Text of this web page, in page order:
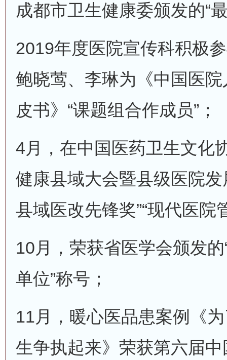
成都市卫生健康委颁发的“
2019年度医院宣传科积极
鲍晓莺、李琳为《中国医
皮书》“课题组合作成员”；
4月，在中国医药卫生文化
健康县域大会暨县级医院发
县域医改先锋奖”“现代医
10月，荣获省医学会颁发
单位”称号；
11月，暖心医品患案例《
生争执起来》荣获第六届